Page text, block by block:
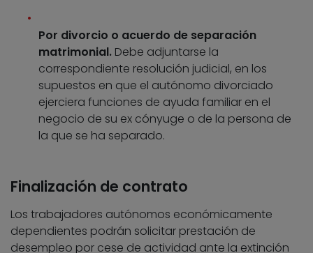
Por divorcio o acuerdo de separación
matrimonial. Debe adjuntarse la
correspondiente resolución judicial, en los
supuestos en que el autónomo divorciado
ejerciera funciones de ayuda familiar en el
negocio de su ex cónyuge o de la persona de
la que se ha separado.
Finalización de contrato
Los trabajadores autónomos económicamente
dependientes podrán solicitar prestación de
desempleo por cese de actividad ante la extinción